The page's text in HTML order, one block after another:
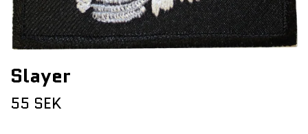
Slayer
55 SEK